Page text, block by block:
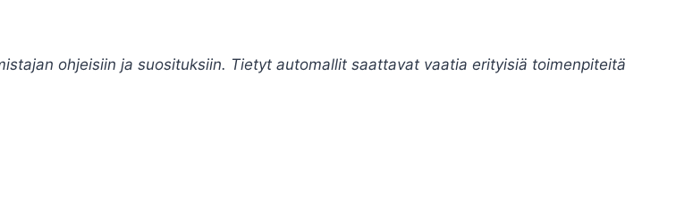
ohjeisiin ja suosituksiin. Tietyt automallit saattavat vaatia erityisiä toimenpiteitä